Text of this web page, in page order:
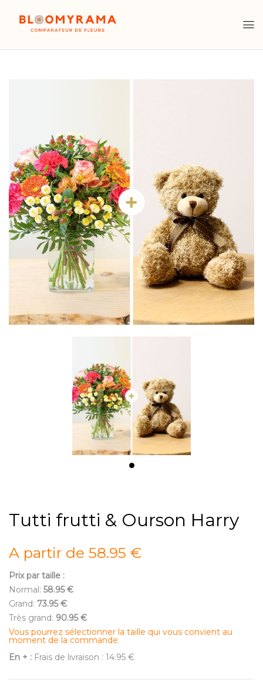
Tutti frutti & Ourson Harry
A partir de 58.95 €
Prix par taille :
Normal: 58.95 €
Grand: 73.95 €
Très grand: 90.95 €
Vous pourrez sélectionner la taille qui vous convient au
moment de la commande.
En + : Frais de livraison : 14.95 €